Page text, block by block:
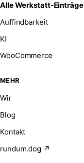
Alle Werkstatt-Einträge
Auffindbarkeit
KI
WooCommerce
MEHR
Wir
Blog
Kontakt
rundum.dog ↗